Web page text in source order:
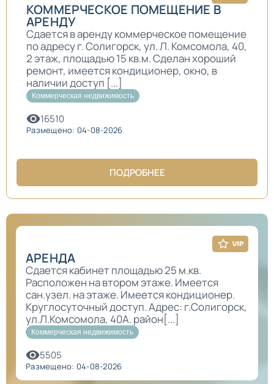
КОММЕРЧЕСКОЕ ПОМЕЩЕНИЕ В
АРЕНДУ
Сдается в аренду коммерческое помещение
по адресу г. Солигорск, ул. Л. Комсомола, 40,
2 этаж, площадью 15 кв.м. Сделан хороший
ремонт, имеется кондиционер, окно, в
наличии доступ [...]
Коммерческая недвижимость
16510
Размещено: 04-08-2026
ПОДРОБНЕЕ
АРЕНДА
Сдается кабинет площадью 25 м.кв.
Расположен на втором этаже. Имеется
сан.узел. на этаже. Имеется кондиционер.
Круглосуточный доступ. Адрес: г.Солигорск,
ул.Л.Комсомола, 40А. район[...]
Коммерческая недвижимость
5505
Размещено: 04-08-2026